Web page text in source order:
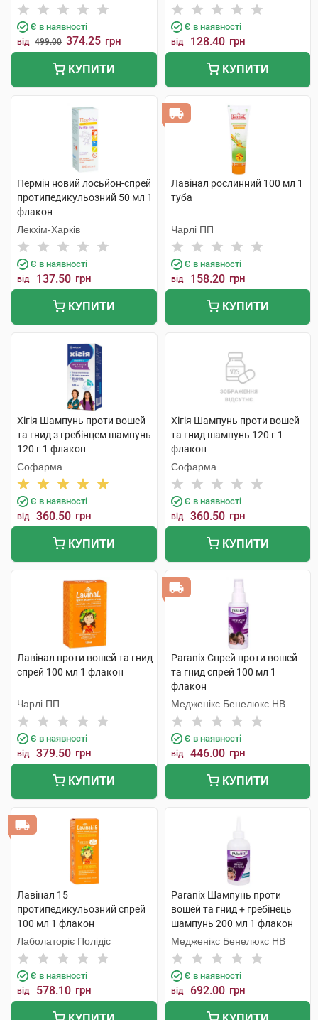
Є в наявності
від 499.00 374.25 грн
КУПИТИ
Є в наявності
від 128.40 грн
КУПИТИ
Пермін новий лосьйон-спрей
протипедикульозний 50 мл 1
флакон
Лекхім-Харків
Є в наявності
від 137.50 грн
КУПИТИ
Лавінал рослинний 100 мл 1
туба
Чарлі ПП
Є в наявності
від 158.20 грн
КУПИТИ
Хігія Шампунь проти вошей
та гнид з гребінцем шампунь
120 г 1 флакон
Софарма
Є в наявності
від 360.50 грн
КУПИТИ
Хігія Шампунь проти вошей
та гнид шампунь 120 г 1
флакон
Софарма
Є в наявності
від 360.50 грн
КУПИТИ
Лавінал проти вошей та гнид
спрей 100 мл 1 флакон
Чарлі ПП
Є в наявності
від 379.50 грн
КУПИТИ
Paranix Спрей проти вошей
та гнид спрей 100 мл 1
флакон
Медженікс Бенелюкс НВ
Є в наявності
від 446.00 грн
КУПИТИ
Лавінал 15
протипедикульозний спрей
100 мл 1 флакон
Лаболаторіє Полідіс
Є в наявності
від 578.10 грн
Paranix Шампунь проти
вошей та гнид + гребінець
шампунь 200 мл 1 флакон
Медженікс Бенелюкс НВ
Є в наявності
від 692.00 грн